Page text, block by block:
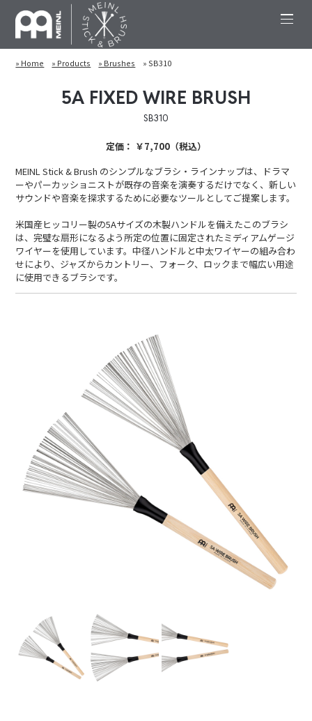
» Home » Products » Brushes » SB310
5A FIXED WIRE BRUSH
SB310
定価： ￥7,700（税込）
MEINL Stick & Brush のシンプルなブラシ・ラインナップは、ドラマ
ーやパーカッショニストが既存の音楽を演奏するだけでなく、新しい
サウンドや音楽を探求するために必要なツールとしてご提案します。
米国産ヒッコリー製の5Aサイズの木製ハンドルを備えたこのブラシ
は、完璧な扇形になるよう所定の位置に固定されたミディアムゲージ
ワイヤーを使用しています。中径ハンドルと中太ワイヤーの組み合わ
せにより、ジャズからカントリー、フォーク、ロックまで幅広い用途
に使用できるブラシです。